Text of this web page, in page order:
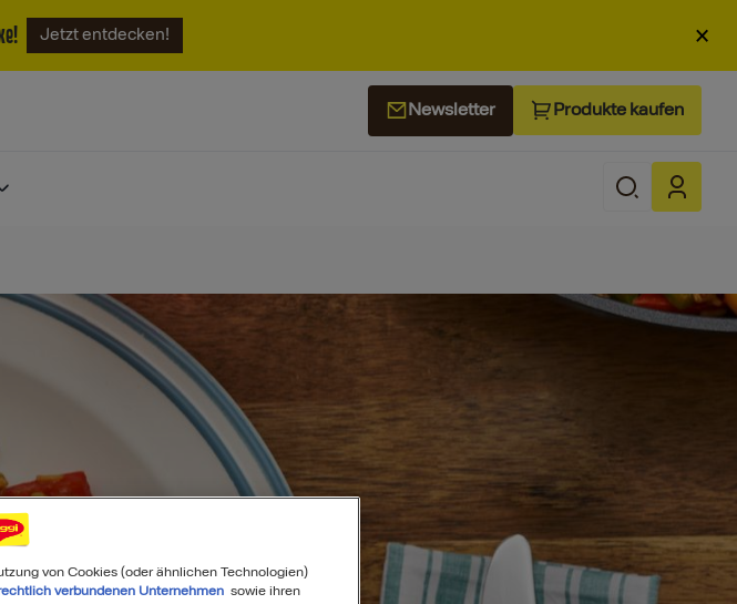
Jetzt entdecken! ×
Newsletter Produkte kaufen
von Cookies (oder ähnlichen Technologien)
verbundenen Unternehmen sowie ihren